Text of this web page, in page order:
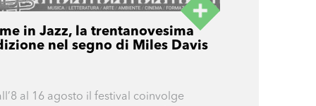
in Jazz, la trentanovesima
nel segno di Miles Davis
al 16 agosto il festival coinvolge